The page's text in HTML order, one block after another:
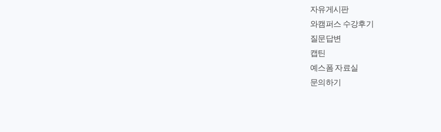
자유게시판
와캠퍼스 수강후기
질문답변
캡틴
예스폼 자료실
문의하기